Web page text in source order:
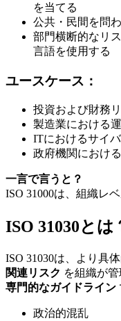
を当てる
公共・民間を問
部門横断的なリ
言語を使用する
ユースケース：
投資および財務
製造業における
ITにおけるサイ
政府機関におけ
一言で言うと？
ISO 31000は、組織レ
ISO 31030とは
ISO 31030は、より具
関連リスク を組織が
専門的なガイドライン
政治的混乱